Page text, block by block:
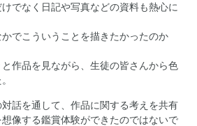
でなく日記や写真などの資料も熱心に
かでこういうことを描きたかったのか
作品を見ながら、生徒の皆さんから色
話を通して、作品に関する考えを共有
像する鑑賞体験ができたのではないで